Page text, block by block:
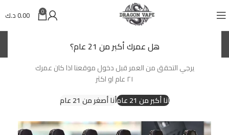
هل عمرك أكبر من 21 عام؟
يرجي التحقق من العمر قبل دخول موقعنا اذا كان عمرك
٢١ عام او اكثر
أنا أكبر من 21 عام
أنا أصغر من 21 عام
0
0.00د.ك